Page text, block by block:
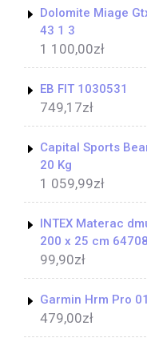
Dolomite Miage
43 1 3
1 100,00zł
EB FIT 1030531
749,17zł
Capital Sports
20 Kg
1 059,99zł
INTEX Materac
200 x 25 cm 64708
99,90zł
Garmin Hrm Pro
479,00zł